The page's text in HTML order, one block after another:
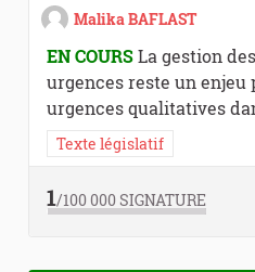
Malika BAFLAST
EN COURSLa gestion
urgences reste un enjeu
urgences qualitatives
Texte législatif
1/100 000SIGNATURE